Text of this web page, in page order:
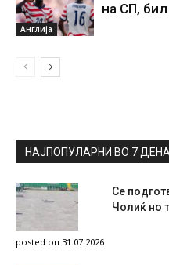
Англија
на СП,
НАЈПОПУЛАРНИ ВО 7
Се
Чолиќ но
posted on 31.07.2026